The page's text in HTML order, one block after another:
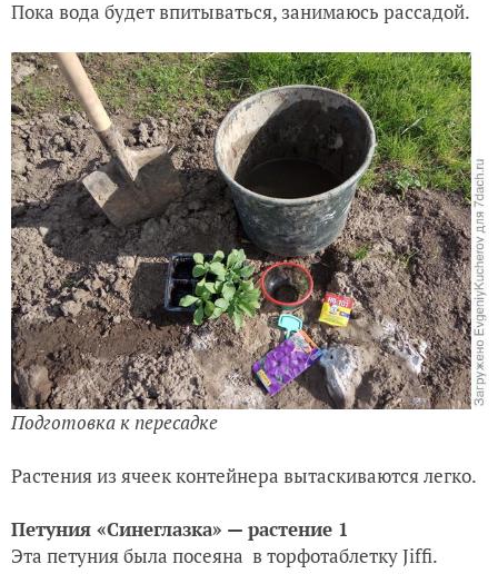
Пока вода будет впитываться, занимаюсь рассадой.
Подготовка к пересадке
Растения из ячеек контейнера вытаскиваются легко.
Петуния «Синеглазка» — растение 1
Эта петуния была посеяна в торфотаблетку Jiffi.